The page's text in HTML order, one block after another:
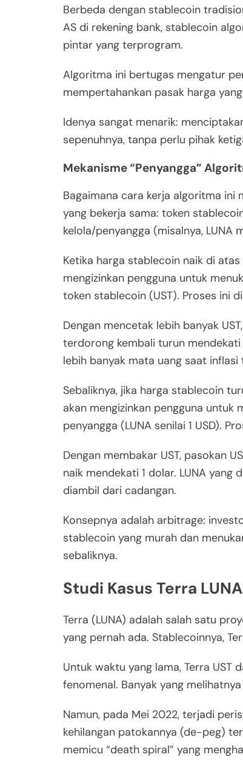
Berbeda dengan stablecoin
AS di rekening bank, stablecoin
pintar yang terprogram.
Algoritma ini bertugas mengatur
mempertahankan pasak harga
Idenya sangat menarik:
sepenuhnya, tanpa perlu pihak
Mekanisme “Penyangga”
Bagaimana cara kerja algoritma ini
yang bekerja sama: token
kelola/penyangga (misalnya, LUNA
Ketika harga stablecoin naik di atas
mengizinkan pengguna untuk
token stablecoin (UST). Proses ini
Dengan mencetak lebih banyak
terdorong kembali turun
lebih banyak mata uang saat
Sebaliknya, jika harga stablecoin
akan mengizinkan pengguna untuk
penyangga (LUNA senilai 1 USD).
Dengan membakar UST, pasokan
naik mendekati 1 dolar. LUNA
diambil dari cadangan.
Konsepnya adalah arbitrage:
stablecoin yang murah dan
sebaliknya.
Studi Kasus Terra
Terra (LUNA) adalah salah satu
yang pernah ada. Stablecoinnya,
Untuk waktu yang lama, Terra UST
fenomenal. Banyak yang
Namun, pada Mei 2022, terjadi
kehilangan patokannya (de-peg)
memicu “death spiral” yang